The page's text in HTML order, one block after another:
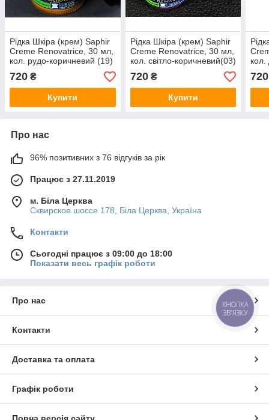
Рідка Шкіра (крем) Saphir
Creme Renovatrice, 30 мл,
кол. рудо-коричневий (19)
720 ₴
Купити
Рідка Шкіра (крем) Saphir
Creme Renovatrice, 30 мл,
кол. світло-коричневий(03)
720₴
Купити
720
Про нас
96% позитивних з 76 відгуків за рік
Працює з 27.11.2019
м. Біла Церква
Сквирское шоссе 178, Біла Церква, Україна
Контакти
Сьогодні працює з 09:00 до 18:00
Показати весь графік роботи
Про нас
Контакти
Доставка та оплата
Графік роботи
КНОПКА
ЗВ'ЯЗКУ